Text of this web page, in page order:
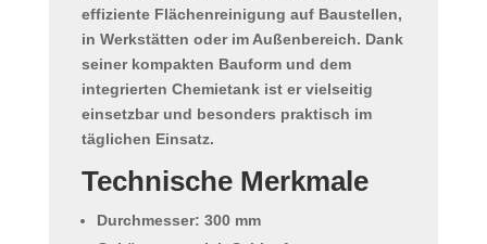
effiziente Flächenreinigung auf Baustellen,
in Werkstätten oder im Außenbereich. Dank
seiner kompakten Bauform und dem
integrierten Chemietank ist er vielseitig
einsetzbar und besonders praktisch im
täglichen Einsatz.
Technische Merkmale
Durchmesser: 300 mm